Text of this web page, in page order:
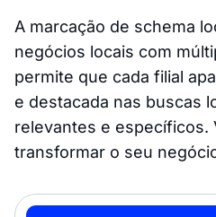
A marcação de schema
negócios locais com
permite que cada filial
e destacada nas buscas
relevantes e específicos.
transformar o seu